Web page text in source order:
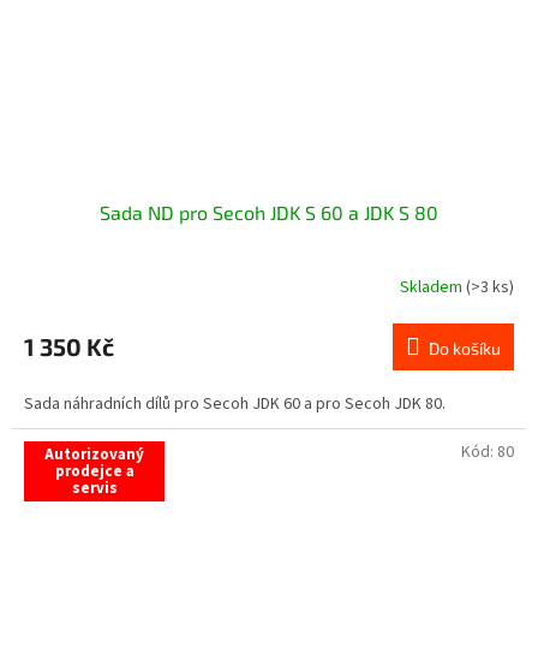
Sada ND pro Secoh JDK S 60 a JDK S 80
Skladem (>3 ks)
1 350 Kč Do košíku
Sada náhradních dílů pro Secoh JDK 60 a pro Secoh JDK 80.
Autorizovaný
prodejce a
servis
Kód: 80